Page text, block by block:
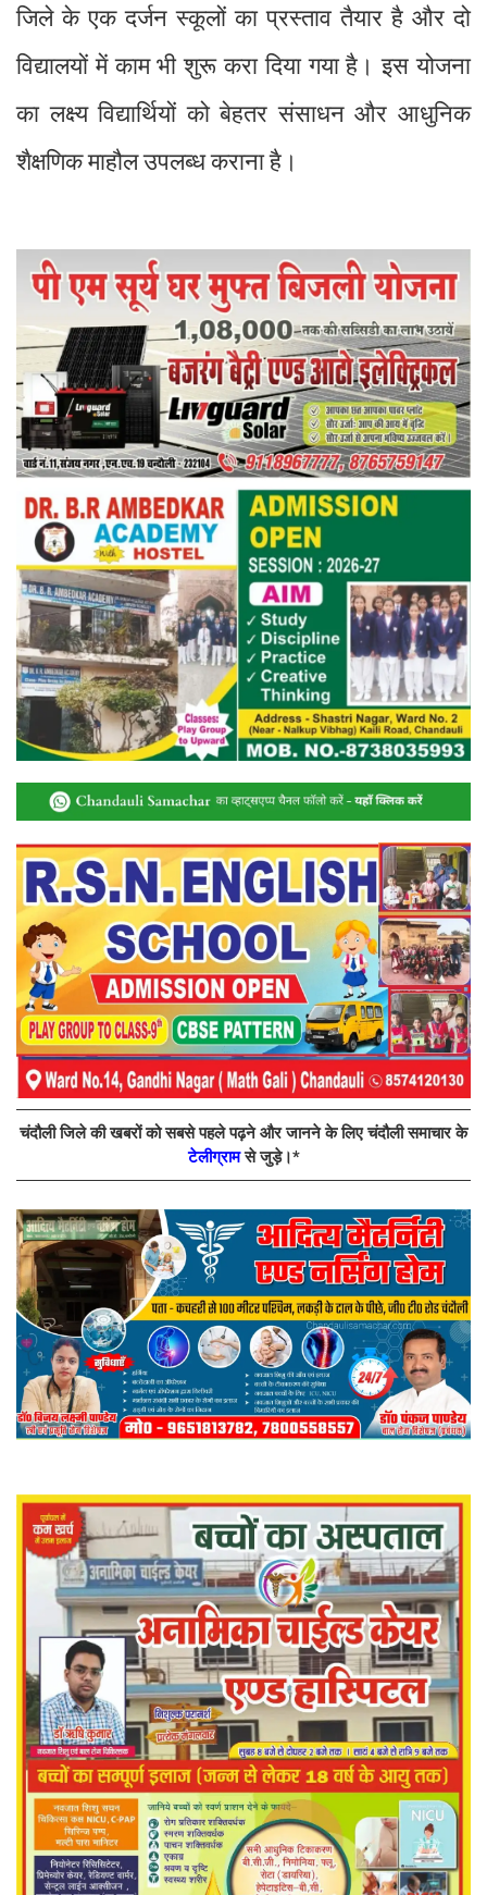
जिले के एक दर्जन स्कूलों का प्रस्ताव तैयार है और दो
विद्यालयों में काम भी शुरू करा दिया गया है। इस योजना
का लक्ष्य विद्यार्थियों को बेहतर संसाधन और आधुनिक
शैक्षणिक माहौल उपलब्ध कराना है।
चंदौली जिले की खबरों को सबसे पहले पढ़ने और जानने के लिए चंदौली समाचार के
टेलीग्रामसे जुड़े।*